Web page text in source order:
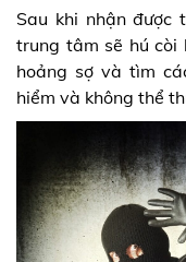
Sau khi nhận được
trung tâm sẽ hú còi
hoảng sợ và tìm
hiểm và không thể